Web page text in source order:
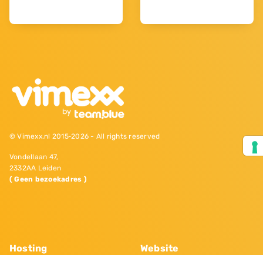
© Vimexx.nl 2015‐2026 - All rights reserved
Vondellaan 47,
2332AA Leiden
( Geen bezoekadres )
Hosting Website